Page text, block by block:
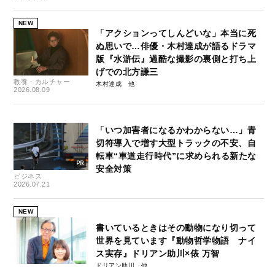
NEW
教養・カルチャー
2026.08.09
「アクションってしんどいな」本当に死
ぬ思いで…俳優・木村達成が語るドラマ
版『水滸伝』過酷な撮影の裏側と打ち上
げでの北方謙三
木村達成
ビジネス
2026.07.21
「いつ加害者になるかわからない…」青
切符導入で増す大型トラックの不安、自
転車“車道走行時代”に求められる新たな
安全対策
NEW
書いているときはその動物になり切って
世界を見ています『動物哲学物語 ナイ
ス実存』ドリアン助川×俵 万智